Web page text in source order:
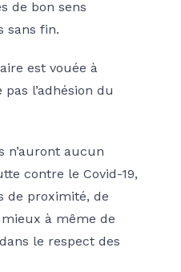
de bon sens
sans fin.
est vouée à
pas l’adhésion du
n’auront aucun
contre le Covid-19,
de proximité, de
à même de
le respect des